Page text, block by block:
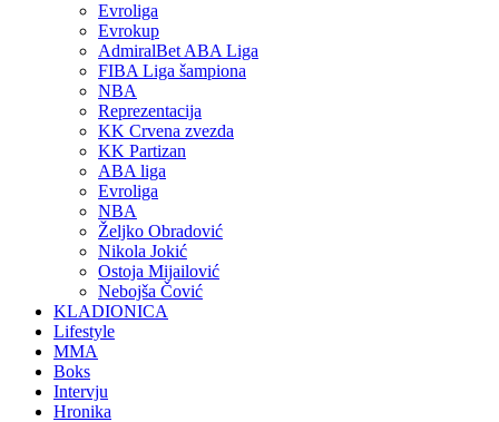
Evroliga
Evrokup
AdmiralBet ABA Liga
FIBA Liga šampiona
NBA
Reprezentacija
KK Crvena zvezda
KK Partizan
ABA liga
Evroliga
NBA
Željko Obradović
Nikola Jokić
Ostoja Mijailović
Nebojša Čović
KLADIONICA
Lifestyle
MMA
Boks
Intervju
Hronika